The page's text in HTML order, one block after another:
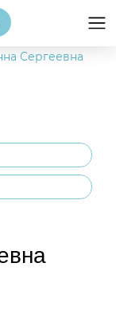
Сергеевна